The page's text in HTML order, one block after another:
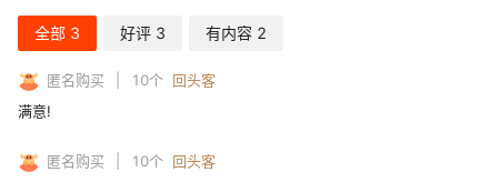
全部 3 好评 3 有内容 2
匿名购买 10个 回头客
满意!
匿名购买 10个 回头客